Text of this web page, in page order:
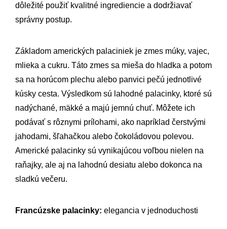
dôležité použiť kvalitné ingrediencie a dodržiavať
správny postup.
Základom amerických palaciniek je zmes múky, vajec,
mlieka a cukru. Táto zmes sa mieša do hladka a potom
sa na horúcom plechu alebo panvici pečú jednotlivé
kúsky cesta. Výsledkom sú lahodné palacinky, ktoré sú
nadýchané, mäkké a majú jemnú chuť. Môžete ich
podávať s rôznymi prílohami, ako napríklad čerstvými
jahodami, šľahačkou alebo čokoládovou polevou.
Americké palacinky sú vynikajúcou voľbou nielen na
raňajky, ale aj na lahodnú desiatu alebo dokonca na
sladkú večeru.
Francúzske palacinky: elegancia v jednoduchosti